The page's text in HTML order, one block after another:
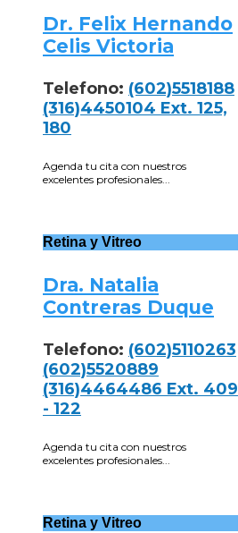
Dr. Felix Hernando
Celis Victoria
Telefono: (602)5518188
(316)4450104 Ext. 125,
180
Agenda tu cita con nuestros
excelentes profesionales...
Retina y Vitreo
Dra. Natalia
Contreras Duque
Telefono: (602)5110263
(602)5520889
(316)4464486 Ext. 409
- 122
Agenda tu cita con nuestros
excelentes profesionales...
Retina y Vitreo